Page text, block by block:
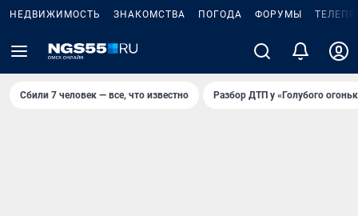
НЕДВИЖИМОСТЬ ЗНАКОМСТВА ПОГОДА ФОРУМЫ
Сбили 7 человек — все, что известно Разбор ДТП у «Голубого